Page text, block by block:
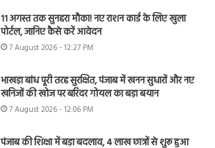
11 अगस्त तक सुनहरा मौका! नए राशन कार्ड के लिए खुला
पोर्टल, जानिए कैसे करें आवेदन
7 August 2026 - 12:27 PM
भाखड़ा बांध पूरी तरह सुरक्षित, पंजाब में खनन सुधारों और नए
खनिजों की खोज पर बरिंदर गोयल का बड़ा बयान
7 August 2026 - 12:06 PM
पंजाब की शिक्षा में बड़ा बदलाव, 4 लाख छात्रों से शुरू हुआ